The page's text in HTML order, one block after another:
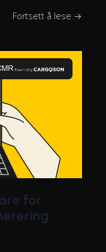
Fortsett å lese →
for